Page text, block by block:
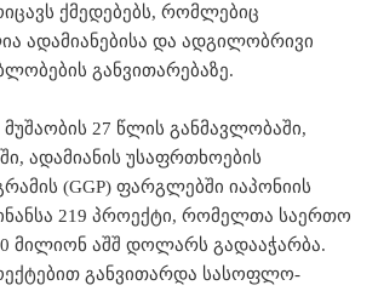
ქმედებებს, რომლებიც
ადამიანებისა და ადგილობრივი
განვითარებაზე.
27 წლის განმავლობაში,
ადამიანის უსაფრთხოების
(GGP) ფარგლებში იაპონიის
219 პროექტი, რომელთა საერთო
მილიონ აშშ დოლარს გადააჭარბა.
განვითარდა სასოფლო-